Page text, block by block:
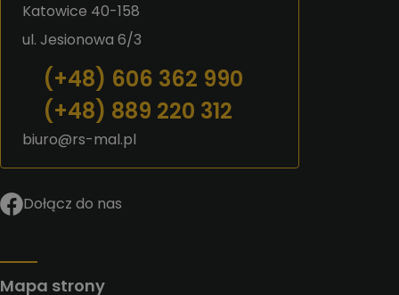
Katowice 40-158
ul. Jesionowa 6/3
(+48) 606 362 990
(+48) 889 220 312
biuro@rs-mal.pl
Dołącz do nas
Mapa strony